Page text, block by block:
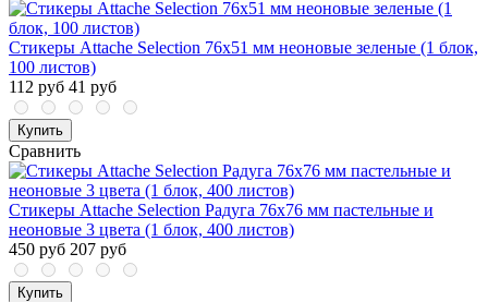
Стикеры Attache Selection 76x51 мм неоновые зеленые (1 блок,
100 листов)
112 руб 41 руб
Купить
Сравнить
Стикеры Attache Selection Радуга 76х76 мм пастельные и
неоновые 3 цвета (1 блок, 400 листов)
450 руб 207 руб
Купить